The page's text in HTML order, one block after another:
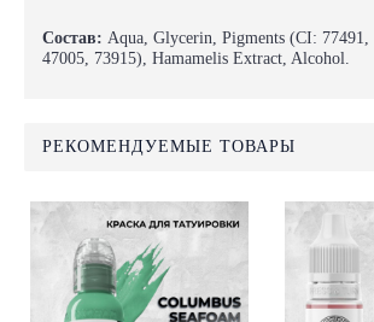
Состав: Aqua, Glycerin, Pigments (CI: 77491,
47005, 73915), Hamamelis Extract, Alcohol.
РЕКОМЕНДУЕМЫЕ ТОВАРЫ